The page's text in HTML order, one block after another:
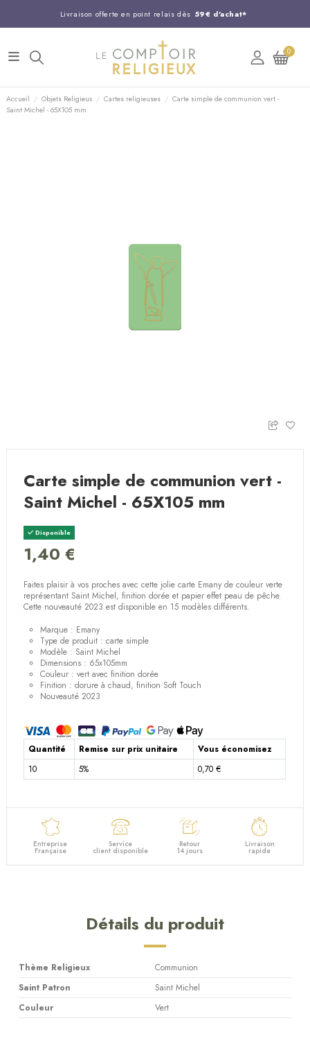
Livraison offerte en point relais dès 59€ d'achat*
Entreprise Française familiale
Support client disponible au 03 20 24 74 15
Commandez avant 14H, expédition le jour même !
0
Accueil Objets Religieux Cartes religieuses
Carte simple de communion vert -
Saint Michel - 65X105 mm
Carte simple de communion vert -
Saint Michel - 65X105 mm
Disponible
1,40 €
Faites plaisir à vos proches avec cette jolie carte Emany de couleur verte
représentant Saint Michel, finition dorée et papier effet peau de pêche.
Cette nouveauté 2023 est disponible en 15 modèles différents.
Marque : Emany
Type de produit : carte simple
Modèle : Saint Michel
Dimensions : 65x105mm
Couleur : vert avec finition dorée
Finition : dorure à chaud, finition Soft Touch
Nouveauté 2023
Quantité Remise sur prix unitaire
Vous économisez
10
5% 0,70 €
Entreprise
Française
Service
client disponible
Retour
14 jours
Livraison
rapide
Détails du produit
Thème Religieux
Communion
Saint Patron
Saint Michel
Couleur
Vert